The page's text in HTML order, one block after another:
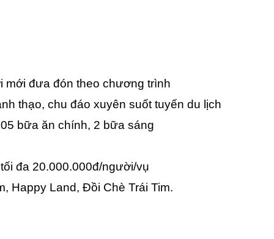
mới đưa đón theo chương trình
thạo, chu đáo xuyên suốt tuyến du lịch
bữa ăn chính, 2 bữa sáng
đa 20.000.000đ/người/vụ
Happy Land, Đồi Chè Trái Tim.